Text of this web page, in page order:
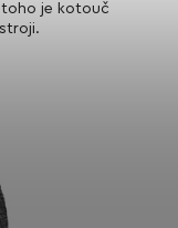
toho je kotouč